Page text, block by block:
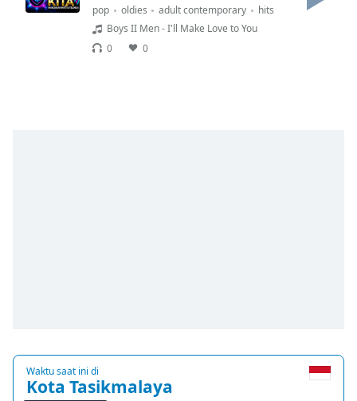
Font
pop oldies adult contemporary
hits
Boys II Men - I'll Make Love to You
0
0
Waktu saat ini di
Kota Tasikmalaya